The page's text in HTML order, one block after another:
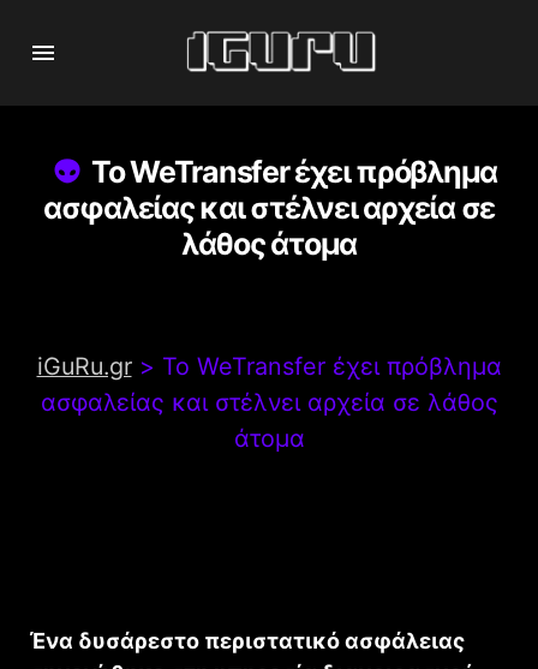
Το WeTransfer έχει πρόβλημα
ασφαλείας και στέλνει αρχεία σε
λάθος άτομα
iGuRu.gr> Το WeTransfer έχει πρόβλημα
ασφαλείας και στέλνει αρχεία σε λάθος
άτομα
Ένα δυσάρεστο περιστατικό ασφάλειας